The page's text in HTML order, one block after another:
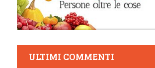
ULTIMI COMMENTI